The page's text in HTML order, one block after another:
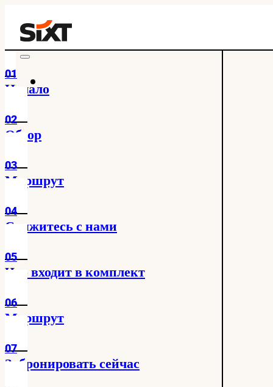
01
Начало
02
Обзор
03
Маршрут
04
Свяжитесь с нами
05
Что входит в комплект
06
Маршрут
07
Забронировать сейчас